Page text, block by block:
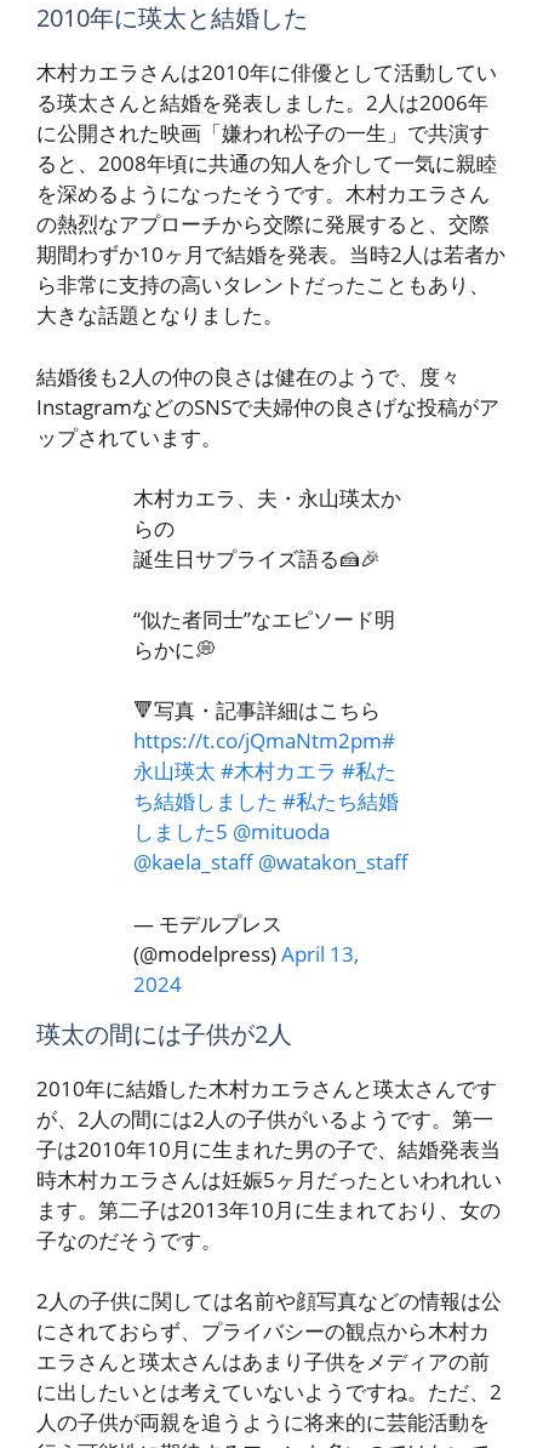
2010年に瑛太と結婚した
木村カエラさんは2010年に俳優として活動してい
る瑛太さんと結婚を発表しました。2人は2006年
に公開された映画「嫌われ松子の一生」で共演す
ると、2008年頃に共通の知人を介して一気に親睦
を深めるようになったそうです。木村カエラさん
の熱烈なアプローチから交際に発展すると、交際
期間わずか10ヶ月で結婚を発表。当時2人は若者か
ら非常に支持の高いタレントだったこともあり、
大きな話題となりました。
結婚後も2人の仲の良さは健在のようで、度々
InstagramなどのSNSで夫婦仲の良さげな投稿がア
ップされています。
木村カエラ、夫・永山瑛太か
らの
誕生日サプライズ語る🍰🎉
“似た者同士”なエピソード明
らかに💭
🔻写真・記事詳細はこちら
https://t.co/jQmaNtm2pm#
永山瑛太 #木村カエラ #私た
ち結婚しました #私たち結婚
しました5 @mituoda
@kaela_staff @watakon_staff
— モデルプレス
(@modelpress)April 13,
2024
瑛太の間には子供が2人
2010年に結婚した木村カエラさんと瑛太さんです
が、2人の間には2人の子供がいるようです。第一
子は2010年10月に生まれた男の子で、結婚発表当
時木村カエラさんは妊娠5ヶ月だったといわれれい
ます。第二子は2013年10月に生まれており、女の
子なのだそうです。
2人の子供に関しては名前や顔写真などの情報は公
にされておらず、プライバシーの観点から木村カ
エラさんと瑛太さんはあまり子供をメディアの前
に出したいとは考えていないようですね。ただ、2
人の子供が両親を追うように将来的に芸能活動を